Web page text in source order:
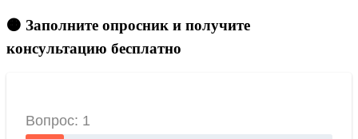
🟠 Заполните опросник и получите
консультацию бесплатно